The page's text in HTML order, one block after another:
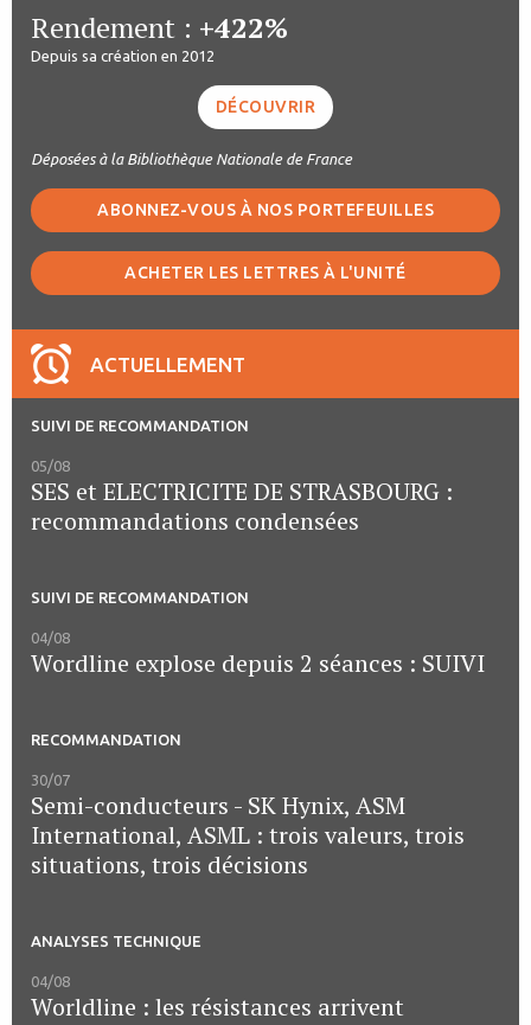
Rendement : +422%
Depuis sa création en 2012
DÉCOUVRIR
Déposées à la Bibliothèque Nationale de France
ABONNEZ-VOUS À NOS PORTEFEUILLES
ACHETER LES LETTRES À L'UNITÉ
ACTUELLEMENT
SUIVI DE RECOMMANDATION
05/08
SES et ELECTRICITE DE STRASBOURG :
recommandations condensées
SUIVI DE RECOMMANDATION
04/08
Wordline explose depuis 2 séances : SUIVI
RECOMMANDATION
30/07
Semi-conducteurs - SK Hynix, ASM
International, ASML : trois valeurs, trois
situations, trois décisions
ANALYSES TECHNIQUE
04/08
Worldline : les résistances arrivent